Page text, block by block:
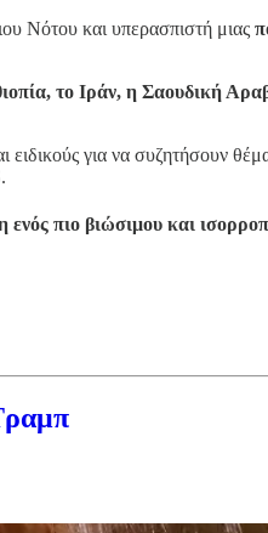
Νότου και υπερασπιστή μιας
το Ιράν, η Σαουδική
για να συζητήσουν
πιο βιώσιμου και